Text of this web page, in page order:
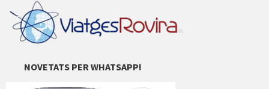
NOVETATS PER WHATSAPP!